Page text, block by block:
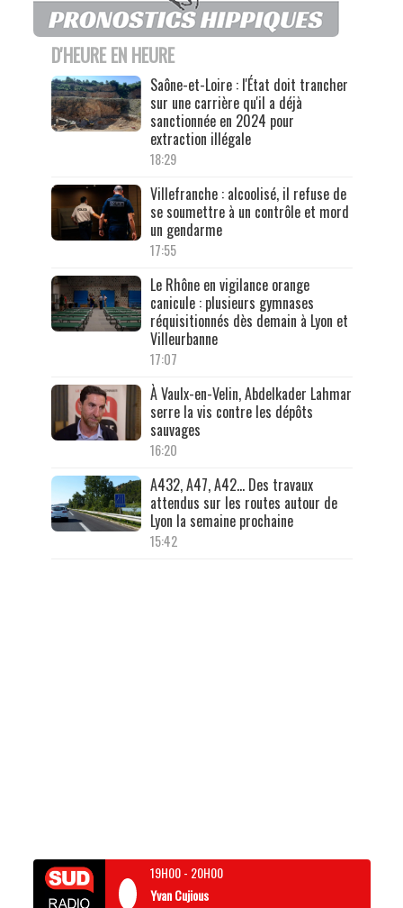
D'HEURE EN HEURE
Saône-et-Loire : l'État doit trancher
sur une carrière qu'il a déjà
sanctionnée en 2024 pour
extraction illégale
18:29
Villefranche : alcoolisé, il refuse de
se soumettre à un contrôle et mord
un gendarme
17:55
Le Rhône en vigilance orange
canicule : plusieurs gymnases
réquisitionnés dès demain à Lyon et
Villeurbanne
17:07
À Vaulx-en-Velin, Abdelkader Lahmar
serre la vis contre les dépôts
sauvages
16:20
A432, A47, A42… Des travaux
attendus sur les routes autour de
Lyon la semaine prochaine
15:42
19H00- 20H00
Yvan Cujious